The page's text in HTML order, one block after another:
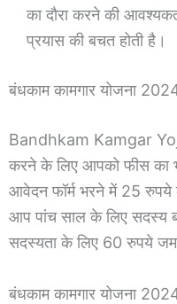
का दौरा करने की
प्रयास की बचत होती है।
बंधकाम कामगार योजना
Bandhkam Kamgar
करने के लिए आपको फीस का
आवेदन फॉर्म भरने में 25 रुपये
आप पांच साल के लिए सदस्य
सदस्यता के लिए 60 रुपये
बंधकाम कामगार योजना